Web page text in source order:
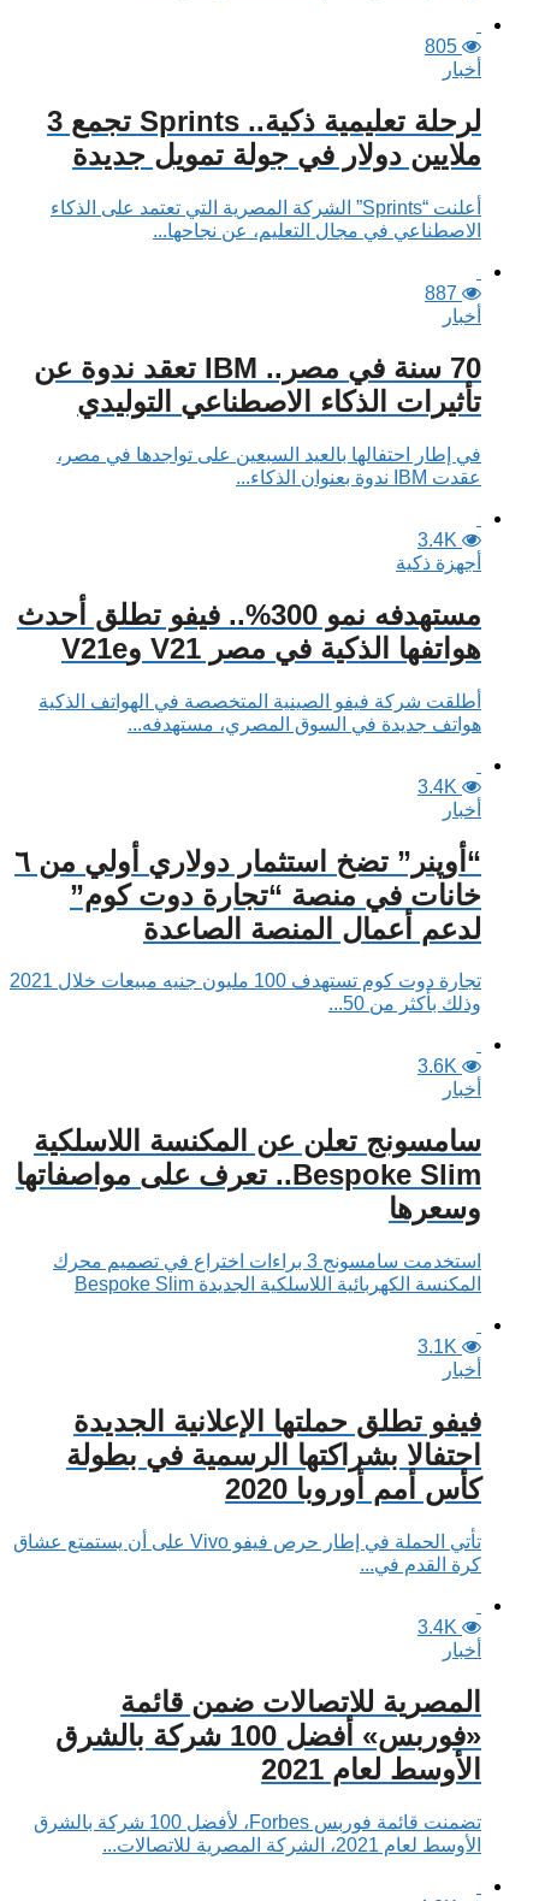
805
أخبار
لرحلة تعليمية ذكية.. Sprints تجمع 3
ملايين دولار في جولة تمويل جديدة
أعلنت “Sprints” الشركة المصرية التي تعتمد على الذكاء
الاصطناعي في مجال التعليم، عن نجاحها...
887
أخبار
70 سنة في مصر.. IBM تعقد ندوة عن
تأثيرات الذكاء الاصطناعي التوليدي
في إطار احتفالها بالعيد السبعين على تواجدها في مصر،
عقدت IBM ندوة بعنوان الذكاء...
3.4K
أجهزة ذكية
مستهدفه نمو 300%.. فيفو تطلق أحدث
هواتفها الذكية في مصر V21 وV21e
أطلقت شركة فيفو الصينية المتخصصة في الهواتف الذكية
هواتف جديدة في السوق المصري، مستهدفه...
3.4K
أخبار
“أوپنر” تضخ استثمار دولاري أولي من ٦
خانات في منصة “تجارة دوت كوم”
لدعم أعمال المنصة الصاعدة
تجارة دوت كوم تستهدف 100 مليون جنيه مبيعات خلال 2021
وذلك بأكثر من 50...
3.6K
أخبار
سامسونج تعلن عن المكنسة اللاسلكية
Bespoke Slim.. تعرف على مواصفاتها
وسعرها
استخدمت سامسونج 3 براءات اختراع في تصميم محرك
المكنسة الكهربائية اللاسلكية الجديدة Bespoke Slim
3.1K
أخبار
فيفو تطلق حملتها الإعلانية الجديدة
احتفالا بشراكتها الرسمية في بطولة
كأس أمم أوروبا 2020
تأتي الحملة في إطار حرص فيفو Vivo على أن يستمتع عشاق
كرة القدم في...
3.4K
أخبار
المصرية للاتصالات ضمن قائمة
«فوربس» أفضل 100 شركة بالشرق
الأوسط لعام 2021
تضمنت قائمة فوربس Forbes، لأفضل 100 شركة بالشرق
الأوسط لعام 2021، الشركة المصرية للاتصالات...